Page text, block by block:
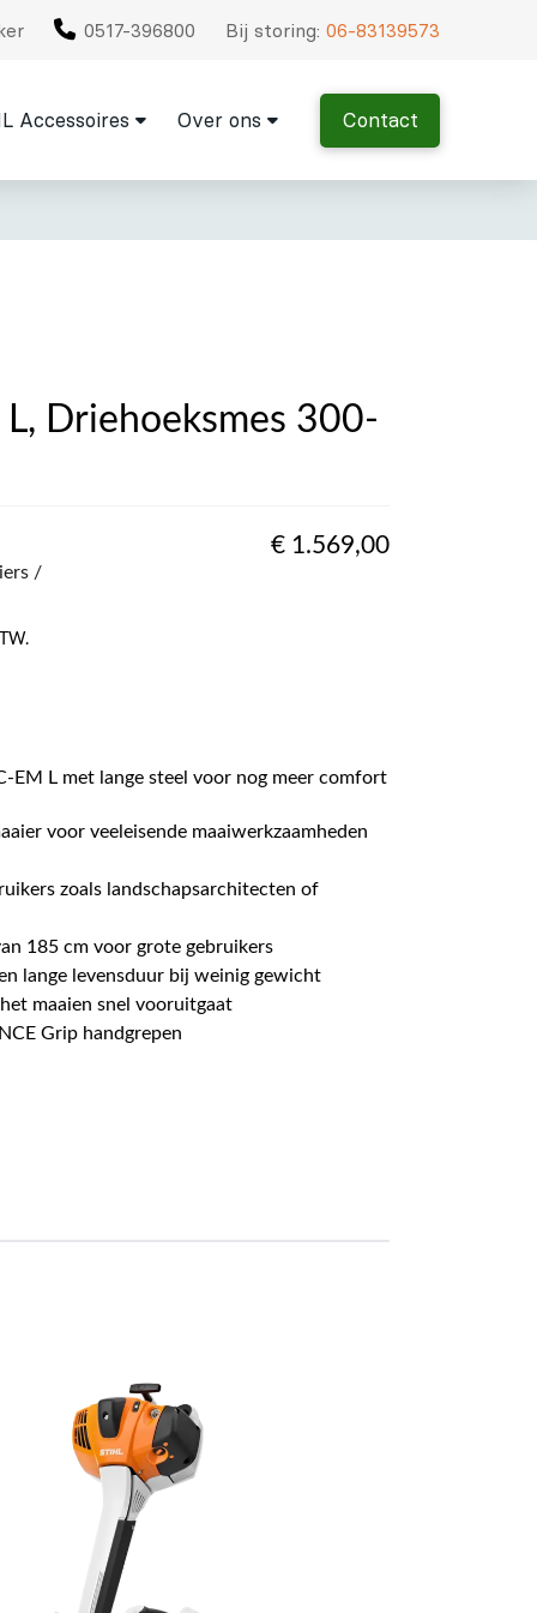
0517-396800 Bij storing:06-83139573
Accessoires Over ons Contact
Driehoeksmes 300-
/
€ 1.569,00
EM L met lange steel voor nog meer comfort
voor veeleisende maaiwerkzaamheden
zoals landschapsarchitecten of
185 cm voor grote gebruikers
lange levensduur bij weinig gewicht
maaien snel vooruitgaat
Grip handgrepen